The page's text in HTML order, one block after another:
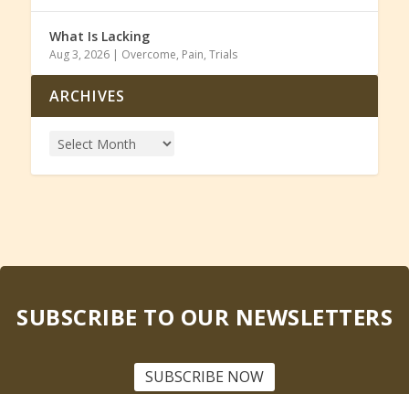
What Is Lacking
Aug 3, 2026| Overcome, Pain, Trials
ARCHIVES
SUBSCRIBE TO OUR NEWSLETTERS
SUBSCRIBE NOW